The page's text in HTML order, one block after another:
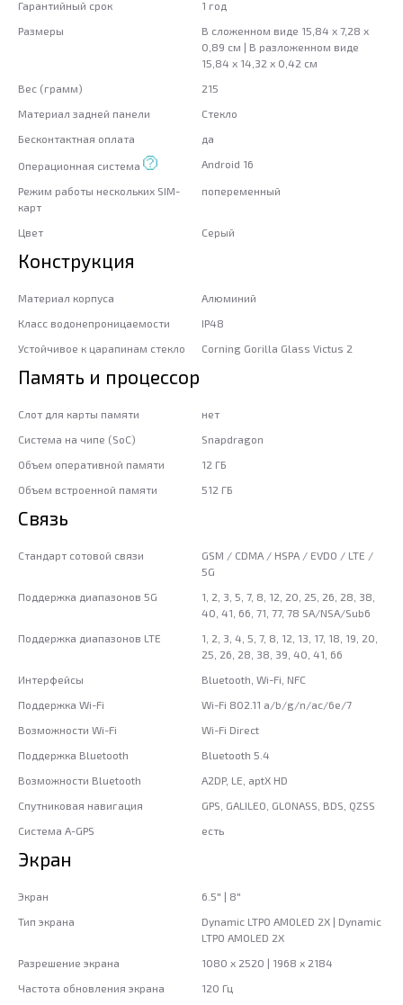
Гарантийный срок
1 год
Размеры
В сложенном виде 15,84 x 7,28 x
0,89 см | В разложенном виде
15,84 x 14,32 x 0,42 см
Вес (грамм)
215
Материал задней панели
Стекло
Бесконтактная оплата
да
Операционная система Android 16
Режим работы нескольких SIM-
карт
попеременный
Цвет Серый
Конструкция
Материал корпуса
Алюминий
Класс водонепроницаемости
IP48
Устойчивое к царапинам стекло
Corning Gorilla Glass Victus 2
Память и процессор
Слот для карты памяти
нет
Система на чипе (SoC)
Snapdragon
Объем оперативной памяти
12 ГБ
Объем встроенной памяти
512 ГБ
Связь
Стандарт сотовой связи
GSM / CDMA / HSPA / EVDO / LTE /
5G
Поддержка диапазонов 5G
1, 2, 3, 5, 7, 8, 12, 20, 25, 26, 28, 38,
40, 41, 66, 71, 77, 78 SA/NSA/Sub6
Поддержка диапазонов LTE
1, 2, 3, 4, 5, 7, 8, 12, 13, 17, 18, 19, 20,
25, 26, 28, 38, 39, 40, 41, 66
Интерфейсы
Bluetooth, Wi-Fi, NFC
Поддержка Wi-Fi
Wi-Fi 802.11 a/b/g/n/ac/6e/7
Возможности Wi-Fi
Wi-Fi Direct
Поддержка Bluetooth
Bluetooth 5.4
Возможности Bluetooth
A2DP, LE, aptX HD
Спутниковая навигация
GPS, GALILEO, GLONASS, BDS, QZSS
Система A-GPS
есть
Экран
Экран
6.5" | 8"
Тип экрана
Dynamic LTPO AMOLED 2X | Dynamic
LTPO AMOLED 2X
Разрешение экрана
1080 x 2520 | 1968 x 2184
Частота обновления экрана
120 Гц